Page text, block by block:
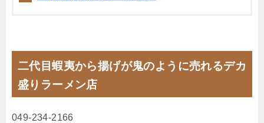
二代目蝦夷から揚げが鬼のように売れるデカ
盛りラーメン店
049-234-2166